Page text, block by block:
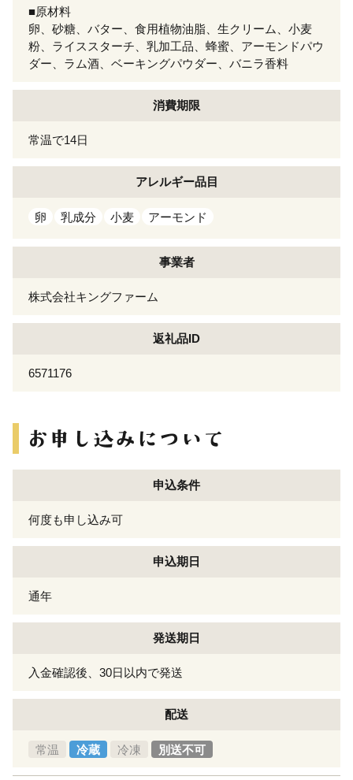
■原材料
卵、砂糖、バター、食用植物油脂、生クリーム、小麦
粉、ライススターチ、乳加工品、蜂蜜、アーモンドパウ
ダー、ラム酒、ベーキングパウダー、バニラ香料
消費期限
常温で14日
アレルギー品目
卵 乳成分 小麦 アーモンド
事業者
株式会社キングファーム
返礼品ID
6571176
申込条件
何度も申し込み可
申込期日
通年
発送期日
入金確認後、30日以内で発送
配送
常温 冷蔵 冷凍 別送不可